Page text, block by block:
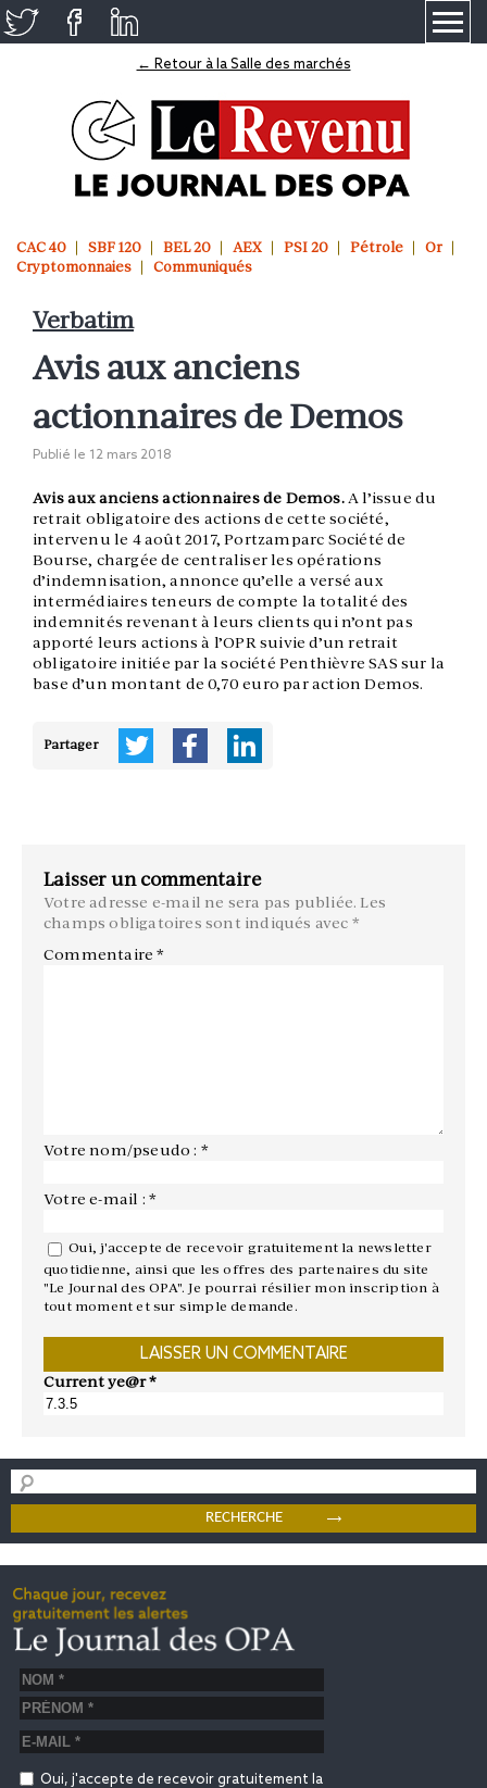
← Retour à la Salle des marchés
CAC 40 SBF 120 BEL 20 AEX PSI 20 Pétrole
Or
Cryptomonnaies
Communiqués
Verbatim
Avis aux anciens
actionnaires de Demos
Publié le 12 mars 2018
Avis aux anciens actionnaires de Demos. A l’issue du
retrait obligatoire des actions de cette société,
intervenu le 4 août 2017, Portzamparc Société de
Bourse, chargée de centraliser les opérations
d’indemnisation, annonce qu’elle a versé aux
intermédiaires teneurs de compte la totalité des
indemnités revenant à leurs clients qui n’ont pas
apporté leurs actions à l’OPR suivie d’un retrait
obligatoire initiée par la société Penthièvre SAS sur la
base d’un montant de 0,70 euro par action Demos.
Partager
Laisser un commentaire
Votre adresse e-mail ne sera pas publiée. Les
champs obligatoires sont indiqués avec *
Commentaire*
Votre nom/pseudo : *
Votre e-mail : *
Oui, j'accepte de recevoir gratuitement la newsletter
quotidienne, ainsi que les offres des partenaires du site
"Le Journal des OPA". Je pourrai résilier mon inscription à
tout moment et sur simple demande.
Current ye@r*
Oui, j'accepte de recevoir gratuitement la